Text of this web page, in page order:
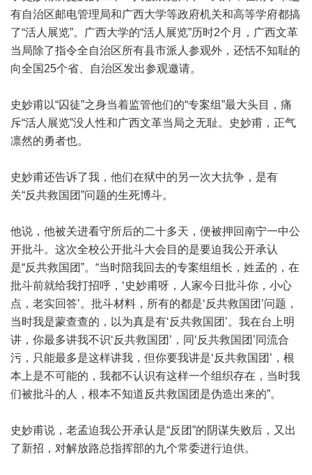
有自治区邮电管理局和广西大学等政府机关和高等学府都搞
了“活人展览”。广西大学的“活人展览”历时2个月，广西文革
当局除了指令全自治区所有县市派人参观外，还恬不知耻的
向全国25个省、自治区发出参观邀请。
史妙甫以“囚徒”之身当着监管他们的“专案组”最大头目，痛
斥“活人展览”没人性和广西文革当局之无耻。史妙甫，正气
凛然的勇者也。
史妙甫还告诉了我，他们在狱中的另一次大抗争，是有
关“反共救国团”问题的生死博斗。
他说，他被关进看守所后的二十多天，便被押回南宁一中公
开批斗。这次全校公开批斗大会目的是要迫我公开承认
是“反共救国团”。“当时陪我回去的专案组组长，姓孟的，在
批斗前就给我打招呼，‘史妙甫呀，人家今日批斗你，小心
点，老实回答’。批斗材料，所有的都是‘反共救国团’问题，
当时我是蒙查查的，以为真是有‘反共救国团’。我在台上明
讲，你最多讲我不识‘反共救国团’，同‘反共救国团’同流合
污，只能最多是这样讲我，但你要我讲是‘反共救国团’，根
本上是不可能的，我都不认识有这样一个组织存在，当时我
们被批斗的人，根本不知道反共救国团是伪造出来的”。
史妙甫说，老孟迫我公开承认是“反团”的阴谋失败后，又出
了新招，对解放路总指挥部的九个常委进行迫供。